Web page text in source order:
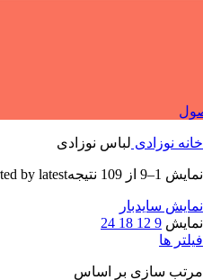
خانه نوزادی لباس نوزادی
نمایش 1–9 از 109 نتیجه by latest
نمایش سایدبار
نمایش 9
12
18
24
فیلتر ها
مرتب سازی بر اساس